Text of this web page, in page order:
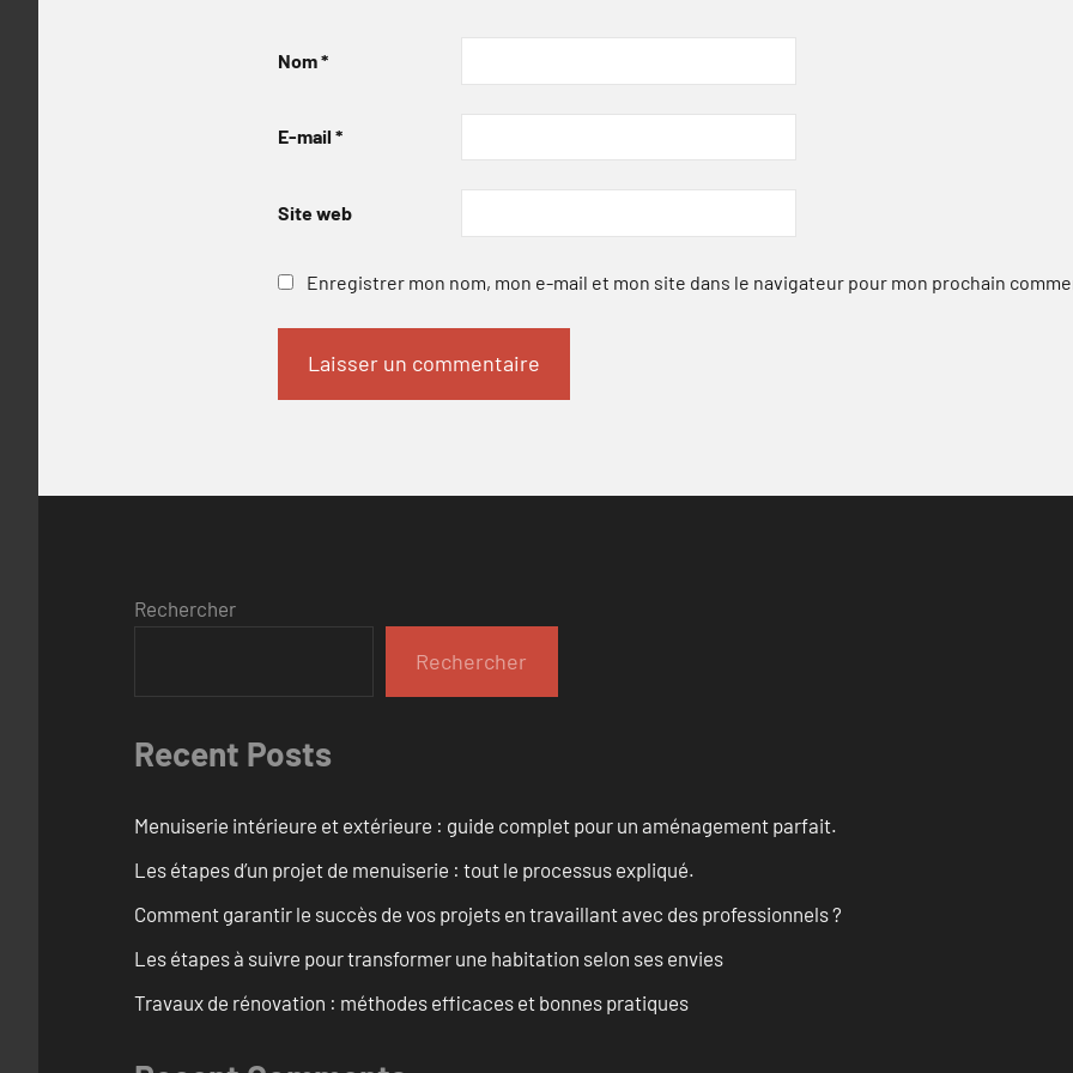
Nom*
E-mail *
Site web
Enregistrer mon nom, mon e-mail et mon site dans le navigateur pour mon prochain
Rechercher
Rechercher
Recent Posts
Menuiserie intérieure et extérieure : guide complet pour un aménagement parfait.
Les étapes d’un projet de menuiserie : tout le processus expliqué.
Comment garantir le succès de vos projets en travaillant avec des professionnels ?
Les étapes à suivre pour transformer une habitation selon ses envies
Travaux de rénovation : méthodes efficaces et bonnes pratiques